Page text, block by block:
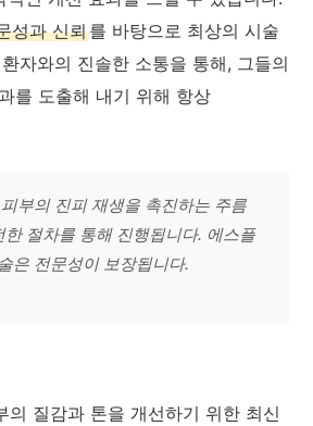
성과 신뢰를 바탕으로 최상의 시술
자와의 진솔한 소통을 통해, 그들의
를 도출해 내기 위해 항상
부의 진피 재생을 촉진하는 주름
절차를 통해 진행됩니다. 에스플
은 전문성이 보장됩니다.
의 질감과 톤을 개선하기 위한 최신